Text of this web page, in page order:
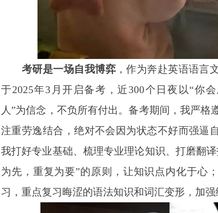
考研是一场自我博弈，作为奔赴英语语言
于2025年3月开启备考，近300个日夜以“你
人”为信念，不负所有付出。备考期间，我严格
注重劳逸结合，绝对不会因为状态不好而强逼
我打好专业基础、梳理专业理论知识、打磨翻
为先，重复为要”的原则，让知识点内化于心
习，重点复习晦涩的语法知识和词汇变形，加